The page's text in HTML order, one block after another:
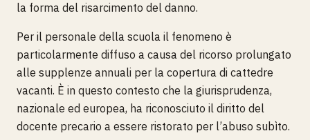
la forma del risarcimento del danno.
Per il personale della scuola il fenomeno è
particolarmente diffuso a causa del ricorso prolungato
alle supplenze annuali per la copertura di cattedre
vacanti. È in questo contesto che la giurisprudenza,
nazionale ed europea, ha riconosciuto il diritto del
docente precario a essere ristorato per l’abuso subìto.